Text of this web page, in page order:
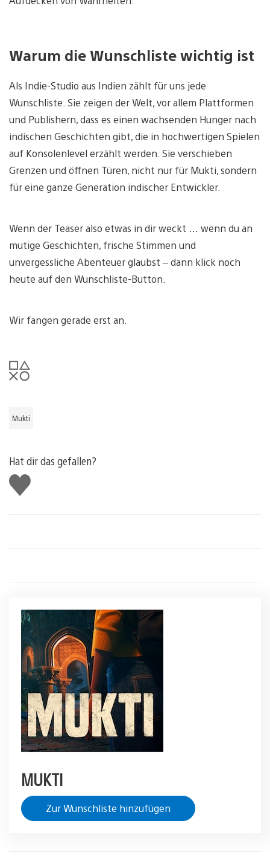
Warum die Wunschliste wichtig ist
Als Indie-Studio aus Indien zählt für uns jede
Wunschliste. Sie zeigen der Welt, vor allem Plattformen
und Publishern, dass es einen wachsenden Hunger nach
indischen Geschichten gibt, die in hochwertigen Spielen
auf Konsolenlevel erzählt werden. Sie verschieben
Grenzen und öffnen Türen, nicht nur für Mukti, sondern
für eine ganze Generation indischer Entwickler.
Wenn der Teaser also etwas in dir weckt … wenn du an
mutige Geschichten, frische Stimmen und
unvergessliche Abenteuer glaubst – dann klick noch
heute auf den Wunschliste-Button.
Wir fangen gerade erst an.
Mukti
Hat dir das gefallen?
Gefällt
mir
MUKTI
Zur Wunschliste hinzufügen